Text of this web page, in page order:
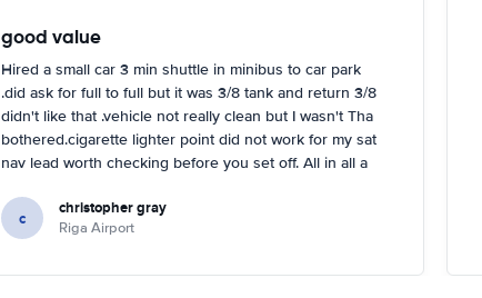
good value
Hired a small car 3 min shuttle in minibus to car park
.did ask for full to full but it was 3/8 tank and return 3/8
didn't like that .vehicle not really clean but I wasn't Tha
bothered.cigarette lighter point did not work for my sat
nav lead worth checking before you set off. All in all a
days hire I was happy!
c christopher gray
Riga Airport